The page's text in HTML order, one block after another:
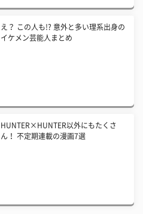
え？ この人も!? 意外と多い理系出身の
イケメン芸能人まとめ
HUNTER×HUNTER以外にもたくさ
ん！ 不定期連載の漫画7選